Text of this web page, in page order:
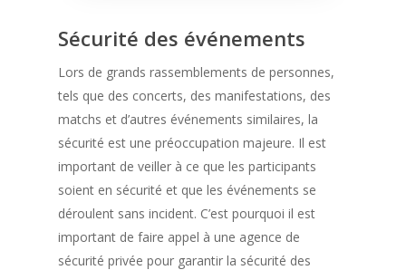
Sécurité des événements
Lors de grands rassemblements de personnes,
tels que des concerts, des manifestations, des
matchs et d’autres événements similaires, la
sécurité est une préoccupation majeure. Il est
important de veiller à ce que les participants
soient en sécurité et que les événements se
déroulent sans incident. C’est pourquoi il est
important de faire appel à une agence de
sécurité privée pour garantir la sécurité des